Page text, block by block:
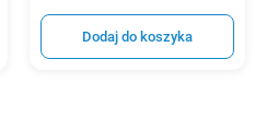
Dodaj do koszyka